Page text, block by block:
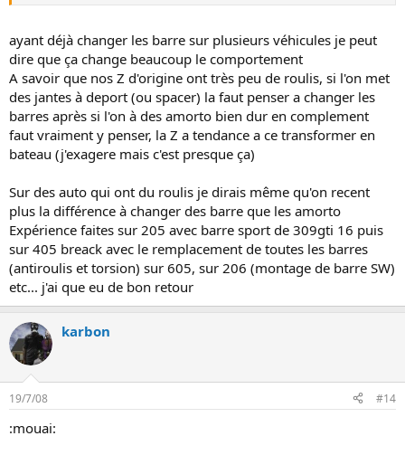
ayant déjà changer les barre sur plusieurs véhicules je peut
dire que ça change beaucoup le comportement
A savoir que nos Z d'origine ont très peu de roulis, si l'on met
des jantes à deport (ou spacer) la faut penser a changer les
barres après si l'on à des amorto bien dur en complement
faut vraiment y penser, la Z a tendance a ce transformer en
bateau (j'exagere mais c'est presque ça)
Sur des auto qui ont du roulis je dirais même qu'on recent
plus la différence à changer des barre que les amorto
Expérience faites sur 205 avec barre sport de 309gti 16 puis
sur 405 breack avec le remplacement de toutes les barres
(antiroulis et torsion) sur 605, sur 206 (montage de barre SW)
etc... j'ai que eu de bon retour
karbon
19/7/08 #14
:mouai: